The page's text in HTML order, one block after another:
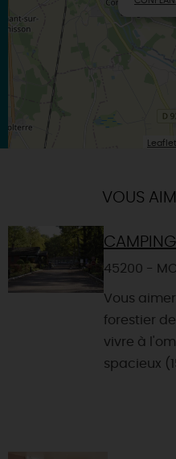
Leaflet
VOUS
CAMPING
45200 -
Vous
forestier
vivre à
spacieux